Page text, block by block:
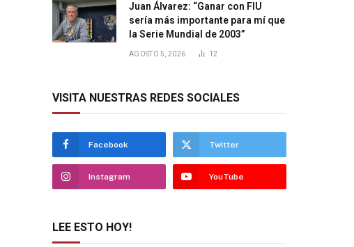
Juan Álvarez: “Ganar con FIU
sería más importante para mí que
la Serie Mundial de 2003”
AGOSTO 5, 2026 12
VISITA NUESTRAS REDES SOCIALES
Facebook Twitter
Instagram YouTube
LEE ESTO HOY!